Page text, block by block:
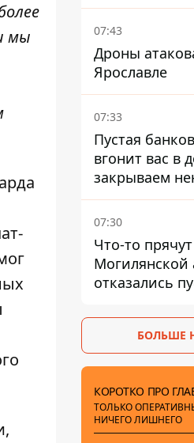
мы
07:43
Дроны
Ярославле
07:33
Пустая
вгонит вас в
закрываем
правильно
07:30
Что-то
Могилянской
отказались
памятников
БОЛЬШЕ
КОРОТКО ПРО
ТОЛЬКО
НИЧЕГО ЛИШНЕГО